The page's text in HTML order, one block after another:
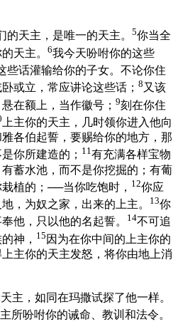
天主，是唯一的天主。 5你当全
天主。 6我今天吩咐你的这些
些话灌输给你的子女。不论你住
或立，常应讲论这些话； 8 又该
在额上，当作徽号； 9刻在你住
上主你的天主，几时领你进入他向
各伯起誓，要赐给你的地方，那
你所建造的； 11有充满各样宝物
蓄水池，而不是你挖掘的；有葡
植的；──当你吃饱时， 12你应
，为奴之家，出来的上主。
13你
他，只以他的名起誓。
14不可追
神， 15 因为在你中间的上主你的
主你的天主发怒，将你由地上消
主，如同在玛撒试探了他一样。
所吩咐你的诫命、教训和法令。